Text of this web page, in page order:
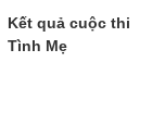
Kết quả cuộc thi
Tình Mẹ